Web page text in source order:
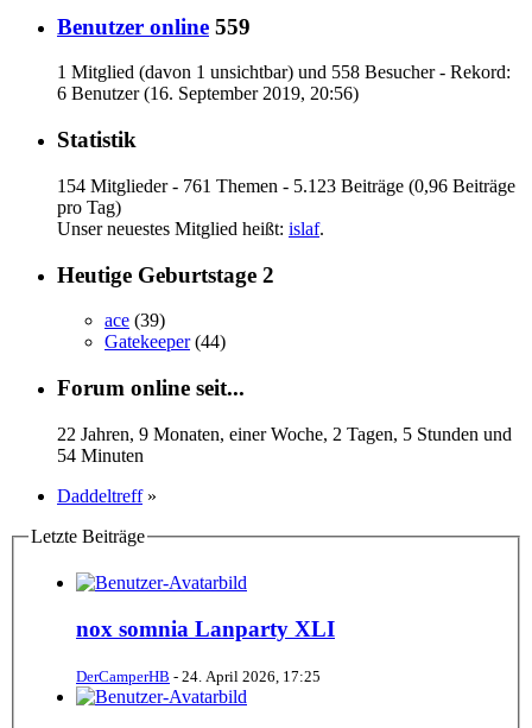
Benutzer online 559
1 Mitglied (davon 1 unsichtbar) und 558 Besucher - Rekord:
6 Benutzer (16. September 2019, 20:56)
Statistik
154 Mitglieder - 761 Themen - 5.123 Beiträge (0,96 Beiträge
pro Tag)
Unser neuestes Mitglied heißt: islaf.
Heutige Geburtstage 2
ace (39)
Gatekeeper(44)
Forum online seit...
22 Jahren, 9 Monaten, einer Woche, 2 Tagen, 5 Stunden und
54 Minuten
Daddeltreff »
Letzte Beiträge
nox somnia Lanparty XLI
DerCamperHB - 24. April 2026, 17:25